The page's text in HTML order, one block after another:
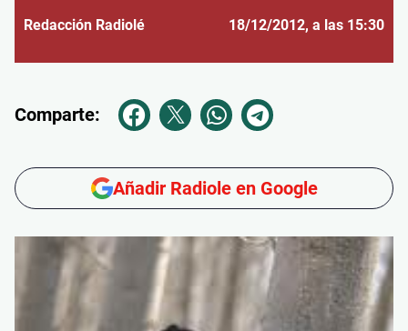
Redacción Radiolé 18/12/2012, a las 15:30
Comparte:
Añadir Radiole en Google